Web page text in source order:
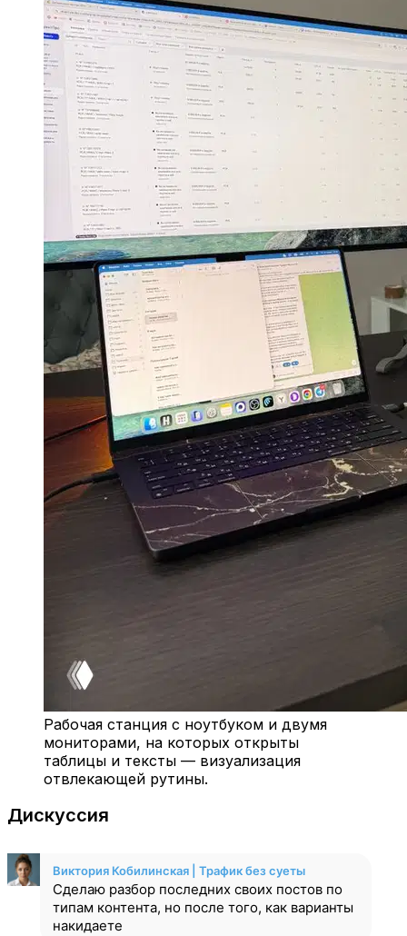
Рабочая станция с ноутбуком и двумя
мониторами, на которых открыты
таблицы и тексты — визуализация
отвлекающей рутины.
Дискуссия
Виктория Кобилинская | Трафик без суеты
Сделаю разбор последних своих постов по
типам контента, но после того, как варианты
накидаете